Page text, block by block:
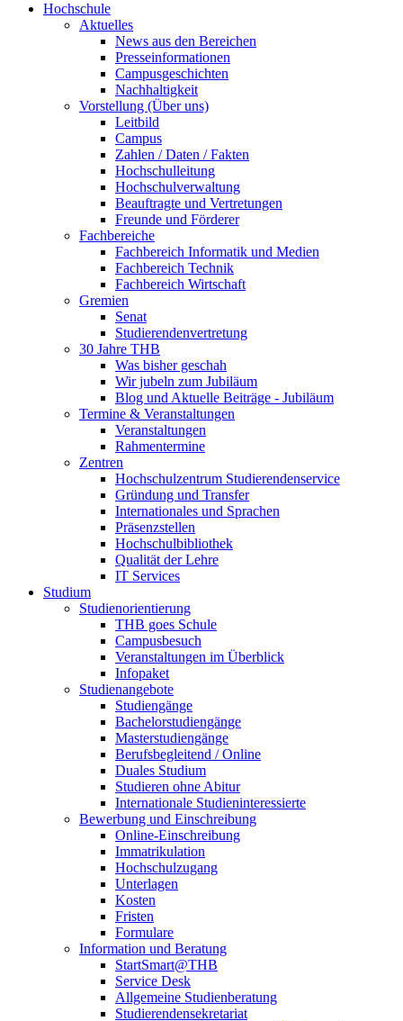
Hochschule
Aktuelles
News aus den Bereichen
Presseinformationen
Campusgeschichten
Nachhaltigkeit
Vorstellung (Über uns)
Leitbild
Campus
Zahlen / Daten / Fakten
Hochschulleitung
Hochschulverwaltung
Beauftragte und Vertretungen
Freunde und Förderer
Fachbereiche
Fachbereich Informatik und Medien
Fachbereich Technik
Fachbereich Wirtschaft
Gremien
Senat
Studierendenvertretung
30 Jahre THB
Was bisher geschah
Wir jubeln zum Jubiläum
Blog und Aktuelle Beiträge - Jubiläum
Termine & Veranstaltungen
Veranstaltungen
Rahmentermine
Zentren
Hochschulzentrum Studierendenservice
Gründung und Transfer
Internationales und Sprachen
Präsenzstellen
Hochschulbibliothek
Qualität der Lehre
IT Services
Studium
Studienorientierung
THB goes Schule
Campusbesuch
Veranstaltungen im Überblick
Infopaket
Studienangebote
Studiengänge
Bachelorstudiengänge
Masterstudiengänge
Berufsbegleitend / Online
Duales Studium
Studieren ohne Abitur
Internationale Studieninteressierte
Bewerbung und Einschreibung
Online-Einschreibung
Immatrikulation
Hochschulzugang
Unterlagen
Kosten
Fristen
Formulare
Information und Beratung
StartSmart@THB
Service Desk
Allgemeine Studienberatung
Studierendensekretariat